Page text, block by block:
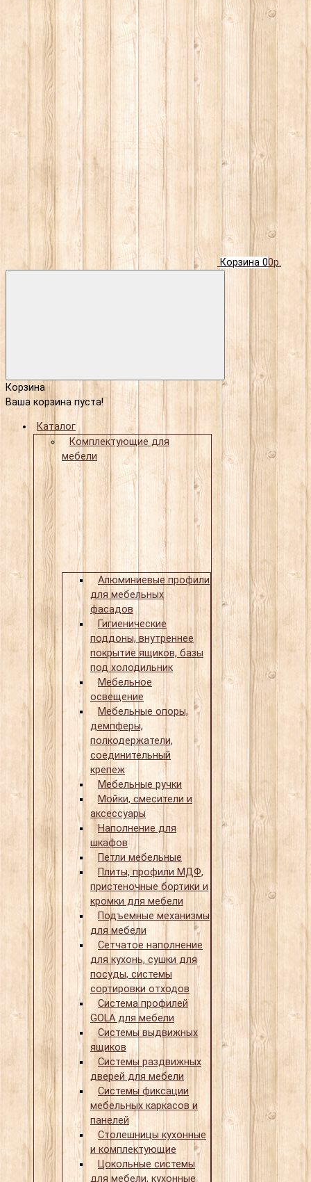
Корзина 00р.
Корзина
Ваша корзина пуста!
Каталог
Комплектующие для
мебели
Алюминиевые профили
для мебельных
фасадов
Гигиенические
поддоны, внутреннее
покрытие ящиков, базы
под холодильник
Мебельное
освещение
Мебельные опоры,
демпферы,
полкодержатели,
соединительный
крепеж
Мебельные ручки
Мойки, смесители и
аксессуары
Наполнение для
шкафов
Петли мебельные
Плиты, профили МДФ,
пристеночные бортики и
кромки для мебели
Подъемные механизмы
для мебели
Сетчатое наполнение
для кухонь, сушки для
посуды, системы
сортировки отходов
Система профилей
GOLA для мебели
Системы выдвижных
ящиков
Системы раздвижных
дверей для мебели
Системы фиксации
мебельных каркасов и
панелей
Столешницы кухонные
и комплектующие
Цокольные системы
для мебели, кухонные